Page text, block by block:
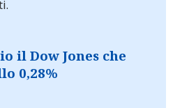
il Dow Jones che
0,28%